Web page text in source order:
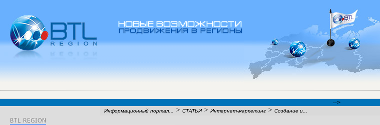
-->
Информационный портал... > СТАТЬИ > Интернет-маркетинг > Создание и...